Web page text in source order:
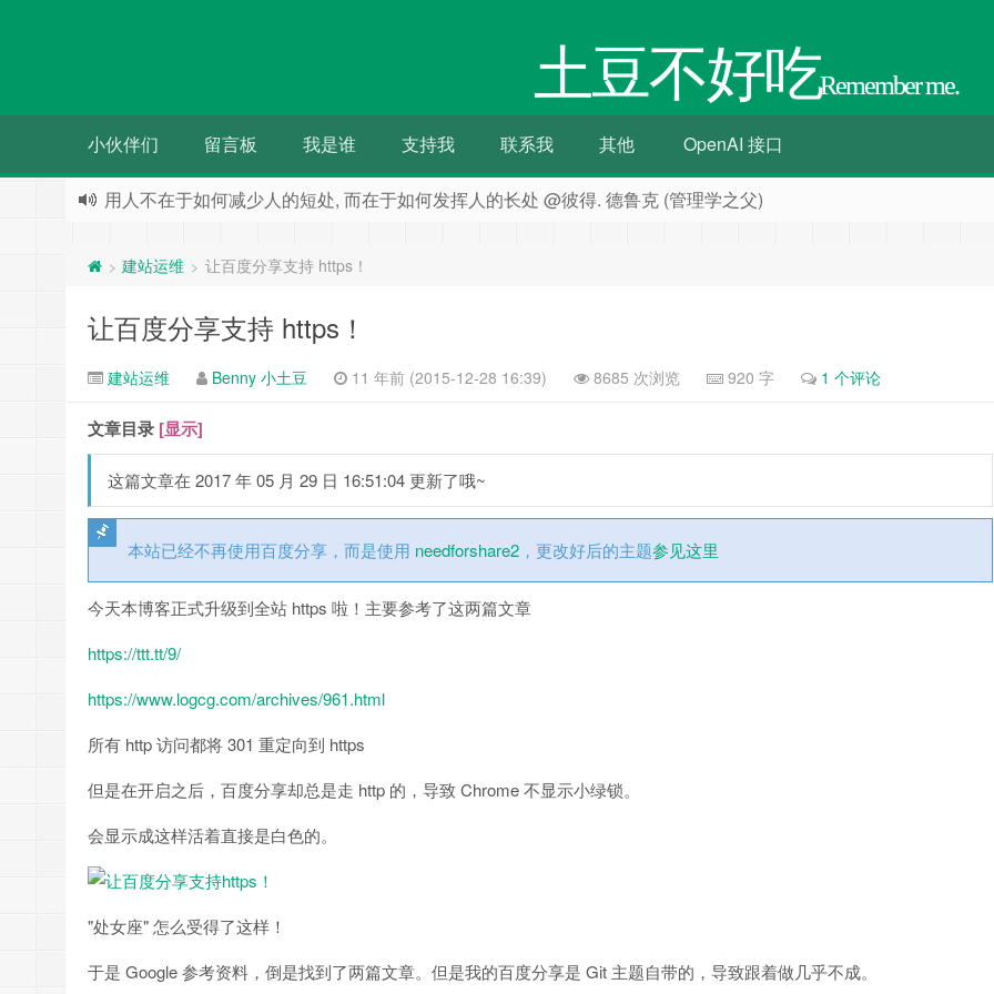
土豆不好吃Remember me.
小伙伴们 留言板 我是谁 支持我 联系我 其他 OpenAI 接口
用人不在于如何减少人的短处, 而在于如何发挥人的长处 @彼得. 德鲁克 (管理学之父)
> 建站运维 > 让百度分享支持 https！
让百度分享支持 https！
建站运维 Benny 小土豆 11 年前 (2015-12-28 16:39) 8685 次浏览 920 字 1 个评论
文章目录 [显示]
这篇文章在 2017 年 05 月 29 日 16:51:04 更新了哦~
本站已经不再使用百度分享，而是使用 needforshare2 ，更改好后的主题参见这里
今天本博客正式升级到全站 https 啦！主要参考了这两篇文章
https://ttt.tt/9/
https://www.logcg.com/archives/961.html
所有 http 访问都将 301 重定向到 https
但是在开启之后，百度分享却总是走 http 的，导致 Chrome 不显示小绿锁。
会显示成这样活着直接是白色的。
"处女座" 怎么受得了这样！
于是 Google 参考资料，倒是找到了两篇文章。但是我的百度分享是 Git 主题自带的，导致跟着做几乎不成。